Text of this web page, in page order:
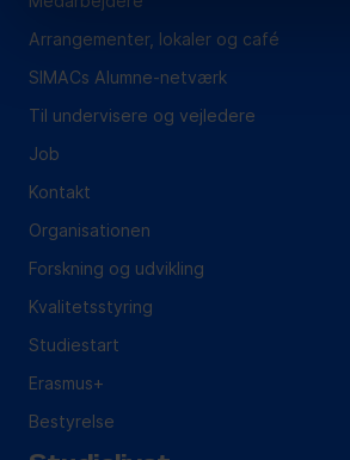
Arrangementer, lokaler og café
SIMACs Alumne-netværk
Til undervisere og vejledere
Job
Kontakt
Organisationen
Forskning og udvikling
Kvalitetsstyring
Studiestart
Erasmus+
Bestyrelse